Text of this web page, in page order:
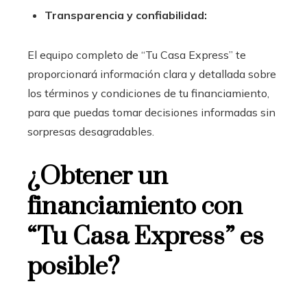
Transparencia y confiabilidad:
El equipo completo de “Tu Casa Express” te
proporcionará información clara y detallada sobre
los términos y condiciones de tu financiamiento,
para que puedas tomar decisiones informadas sin
sorpresas desagradables.
¿Obtener un
financiamiento con
“Tu Casa Express” es
posible?